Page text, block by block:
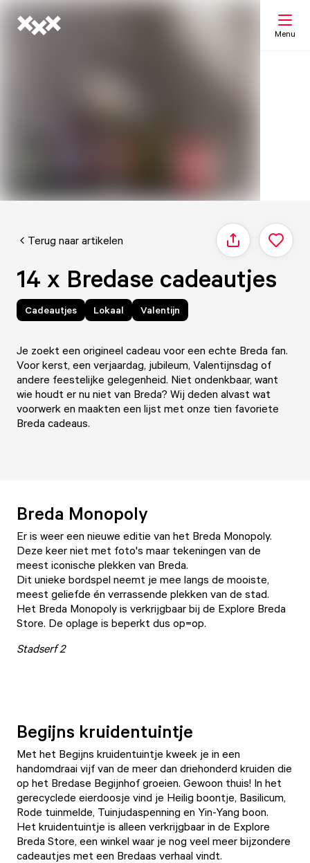
Menu
Terug naar artikelen Delen
14 x Bredase cadeautjes
Cadeautjes Lokaal Valentijn
Je zoekt een origineel cadeau voor een echte Breda fan.
Voor kerst, een verjaardag, jubileum, Valentijnsdag of
andere feestelijke gelegenheid. Niet ondenkbaar, want
wie houdt er nu niet van Breda? Wij deden alvast wat
voorwerk en maakten een lijst met onze tien favoriete
Breda cadeaus.
Breda Monopoly
Er is weer een nieuwe editie van het Breda Monopoly.
Deze keer niet met foto's maar tekeningen van de
meest iconische plekken van Breda.
Dit unieke bordspel neemt je mee langs de mooiste,
meest geliefde én verrassende plekken van de stad.
Het Breda Monopoly is verkrijgbaar bij de Explore Breda
Store. De oplage is beperkt dus op=op.
Stadserf 2
Begijns kruidentuintje
Met het Begijns kruidentuintje kweek je in een
handomdraai vijf van de meer dan driehonderd kruiden die
op het Bredase Begijnhof groeien. Gewoon thuis! In het
gerecyclede eierdoosje vind je Heilig boontje, Basilicum,
Rode tuinmelde, Tuinjudaspenning en Yin-Yang boon.
Het kruidentuintje is alleen verkrijgbaar in de Explore
Breda Store, een winkel waar je nog veel meer bijzondere
cadeautjes met een Bredaas verhaal vindt.